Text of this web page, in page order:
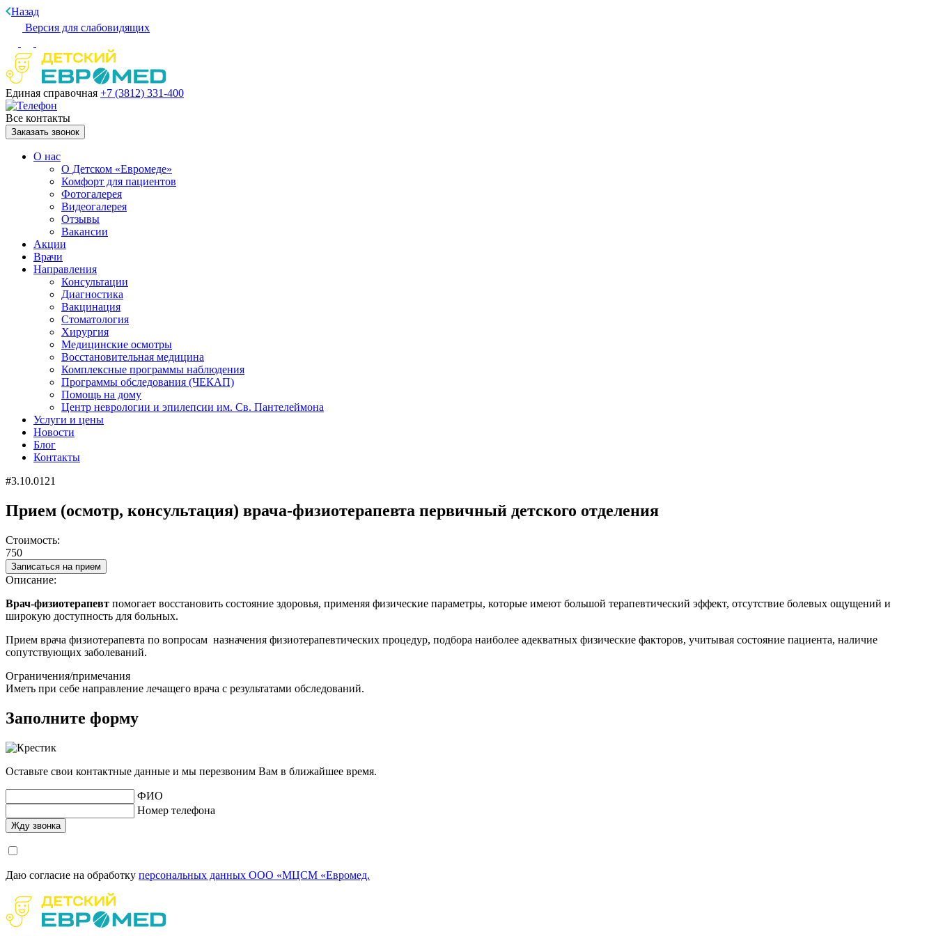
Назад
Версия для слабовидящих
Единая справочная +7 (3812) 331-400
Все контакты
Заказать звонок
О нас
О Детском «Евромеде»
Комфорт для пациентов
Фотогалерея
Видеогалерея
Отзывы
Вакансии
Акции
Врачи
Направления
Консультации
Диагностика
Вакцинация
Стоматология
Хирургия
Медицинские осмотры
Восстановительная медицина
Комплексные программы наблюдения
Программы обследования (ЧЕКАП)
Помощь на дому
Центр неврологии и эпилепсии им. Св. Пантелеймона
Услуги и цены
Новости
Блог
Контакты
#3.10.0121
Прием (осмотр, консультация) врача-физиотерапевта первичный детского отделения
Стоимость:
750
Записаться на прием
Описание:
Врач-физиотерапевт помогает восстановить состояние здоровья, применяя физические параметры, которые имеют большой терапевтический эффект, отсутствие болевых ощущений и
широкую доступность для больных.
Прием врача физиотерапевта по вопросам назначения физиотерапевтических процедур, подбора наиболее адекватных физические факторов, учитывая состояние пациента, наличие
сопутствующих заболеваний.
Ограничения/примечания
Иметь при себе направление лечащего врача с результатами обследований.
Заполните форму
Оставьте свои контактные данные и мы перезвоним Вам в ближайшее время.
ФИО
Номер телефона
Даю согласие на обработку персональных данных ООО «МЦСМ «Евромед.